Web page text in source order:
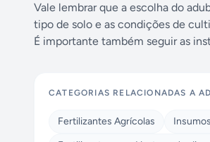
Vale lembrar que a escolha do
tipo de solo e as condições de
É importante também seguir as
CATEGORIAS RELACIONADAS A
Fertilizantes Agrícolas